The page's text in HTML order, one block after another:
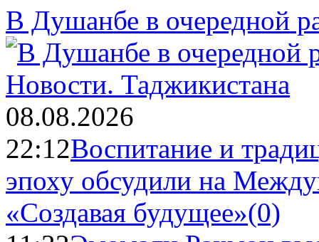
В Душанбе в очередной
Новости. Таджикистана
08.08.2026
22:12Воспитание и
эпоху обсудили на
«Создавая будущее»(0)